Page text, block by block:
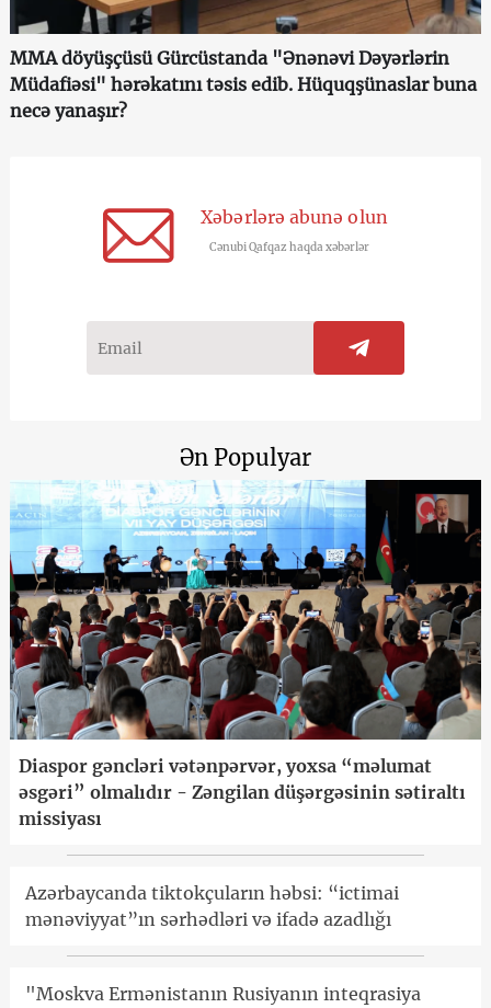
MMA döyüşçüsü Gürcüstanda "Ənənəvi Dəyərlərin
Müdafiəsi" hərəkatını təsis edib. Hüquqşünaslar buna
necə yanaşır?
Xəbərlərə abunə olun
Cənubi Qafqaz haqda xəbərlər
Ən Populyar
Diaspor gəncləri vətənpərvər, yoxsa “məlumat
əsgəri” olmalıdır - Zəngilan düşərgəsinin sətiraltı
missiyası
Azərbaycanda tiktokçuların həbsi: “ictimai
mənəviyyat”ın sərhədləri və ifadə azadlığı
"Moskva Ermənistanın Rusiyanın inteqrasiya